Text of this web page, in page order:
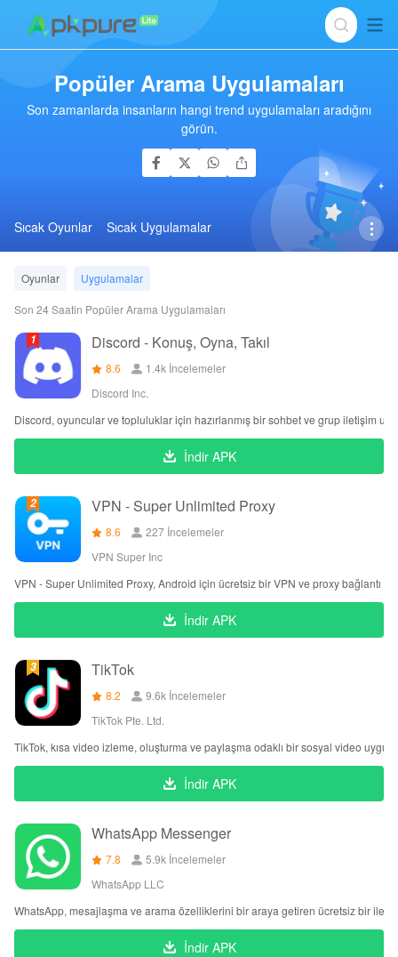
Popüler Arama Uygulamaları
Son zamanlarda insanların hangi trend uygulamaları aradığını
görün.
Sıcak Oyunlar Sıcak Uygulamalar
Oyunlar Uygulamalar
Son 24 Saatin Popüler Arama Uygulamaları
Discord - Konuş, Oyna, Takıl
8.6
1.4k İncelemeler
Discord Inc.
Discord, oyuncular ve topluluklar için hazırlanmış bir sohbet ve grup iletişim
İndir APK
VPN - Super Unlimited Proxy
8.6
227 İncelemeler
VPN Super Inc
VPN - Super Unlimited Proxy, Android için ücretsiz bir VPN ve proxy bağlantı
İndir APK
TikTok
8.2
9.6k İncelemeler
TikTok Pte. Ltd.
TikTok, kısa video izleme, oluşturma ve paylaşma odaklı bir sosyal video
İndir APK
WhatsApp Messenger
7.8
5.9k İncelemeler
WhatsApp LLC
WhatsApp, mesajlaşma ve arama özelliklerini bir araya getiren ücretsiz bir
İndir APK